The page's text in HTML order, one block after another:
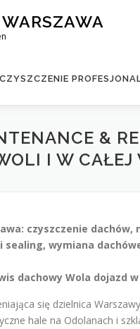
CZYSZCZENIE
&
I W CAŁEJ
czyszczenie
sealing, wymiana
dachowy Wola dojazd
się dzielnica
hale na Odolanach i